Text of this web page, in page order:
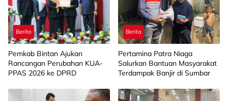
Berita
Pemkab Bintan Ajukan
Rancangan Perubahan KUA-
PPAS 2026 ke DPRD
Berita
Pertamina Patra Niaga
Salurkan Bantuan Masyarakat
Terdampak Banjir di Sumbar